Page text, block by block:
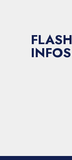
FLASH
INFOS